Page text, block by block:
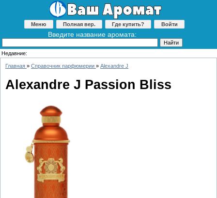
Меню Полная вер. Где купить? Войти
Введите название аромата:
Недавние:
Главная » Справочник парфюмерии » Alexandre J
Alexandre J Passion Bliss